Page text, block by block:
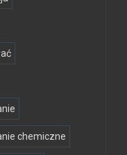
chemiczne